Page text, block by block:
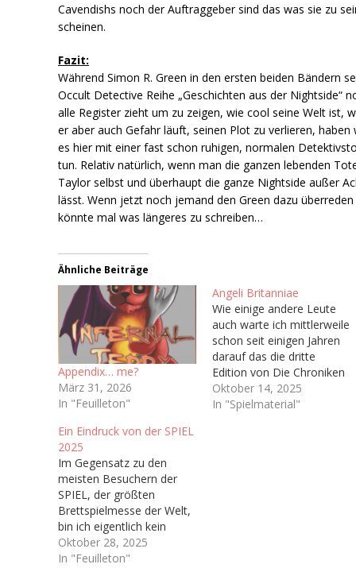
Cavendishs noch der Auftraggeber sind das was sie zu
scheinen.
Fazit:
Während Simon R. Green in den ersten beiden Bändern
Occult Detective Reihe „Geschichten aus der Nightside“
alle Register zieht um zu zeigen, wie cool seine Welt ist,
er aber auch Gefahr läuft, seinen Plot zu verlieren, haben
es hier mit einer fast schon ruhigen, normalen
tun. Relativ natürlich, wenn man die ganzen lebenden
Taylor selbst und überhaupt die ganze Nightside außer
lässt. Wenn jetzt noch jemand den Green dazu überreden
könnte mal was längeres zu schreiben…
Ähnliche Beiträge
Appendix… me?
März 31, 2026
In "Feuilleton"
Angeli Britanniae
Wie einige andere Leute
auch warte ich mittlerweile
schon seit einigen Jahren
darauf das die dritte
Edition von Die Chroniken
der Engel (Vulgo: Engel),
welche ja irgendwann bald
Oktober 14, 2025
In "Spielmaterial"
Ein Eindruck von der SPIEL
2025
Im Gegensatz zu den
meisten Besuchern der
SPIEL, der größten
Brettspielmesse der Welt,
bin ich eigentlich kein
Brettspieler. In meiner
Kindheit wurden bei uns
Oktober 28, 2025
In "Feuilleton"